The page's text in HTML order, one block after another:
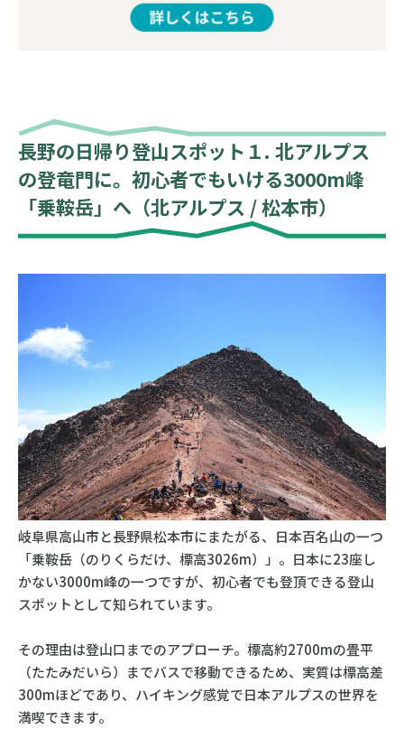
長野の日帰り登山スポット１. 北アルプス
の登竜門に。初心者でもいける3000m峰
「乗鞍岳」へ（北アルプス / 松本市）
岐阜県高山市と長野県松本市にまたがる、日本百名山の一つ
「乗鞍岳（のりくらだけ、標高3026m）」。日本に23座し
かない3000m峰の一つですが、初心者でも登頂できる登山
スポットとして知られています。
その理由は登山口までのアプローチ。標高約2700mの畳平
（たたみだいら）までバスで移動できるため、実質は標高差
300mほどであり、ハイキング感覚で日本アルプスの世界を
満喫できます。